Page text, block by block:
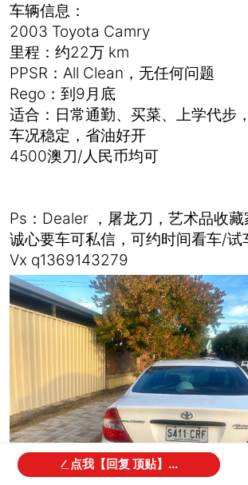
车辆信息：
2003 Toyota Camry
里程：约22万 km
PPSR：All Clean，无任何问题
Rego：到9月底
适合：日常通勤、买菜、上学代步
车况稳定，省油好开
4500澳刀/人民币均可
Ps：Dealer ，屠龙刀，艺术品收藏
诚心要车可私信，可约时间看车/试
Vx q1369143279
点我【回复 顶贴】...